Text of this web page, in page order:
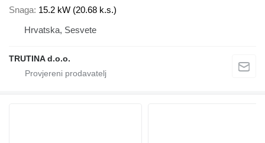
Snaga 15.2 kW (20.68 k.s.)
Hrvatska, Sesvete
TRUTINA d.o.o.